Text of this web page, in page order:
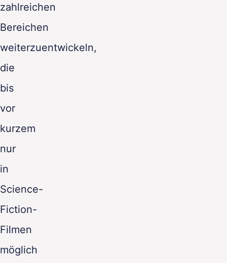
zahlreichen
Bereichen
weiterzuentwickeln,
die
bis
vor
kurzem
nur
in
Science-
Fiction-
Filmen
möglich